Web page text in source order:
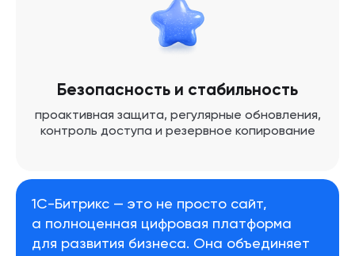
Безопасность и стабильность
проактивная защита, регулярные обновления,
контроль доступа и резервное копирование
1С-Битрикс — это не просто сайт,
а полноценная цифровая платформа
для развития бизнеса. Она объединяет